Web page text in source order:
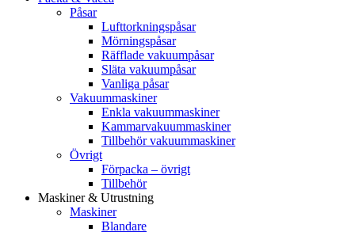
Påsar
Lufttorkningspåsar
Mörningspåsar
Räfflade vakuumpåsar
Släta vakuumpåsar
Vanliga påsar
Vakuummaskiner
Enkla vakuummaskiner
Kammarvakuummaskiner
Tillbehör vakuummaskiner
Övrigt
Förpacka – övrigt
Tillbehör
Maskiner & Utrustning
Maskiner
Blandare